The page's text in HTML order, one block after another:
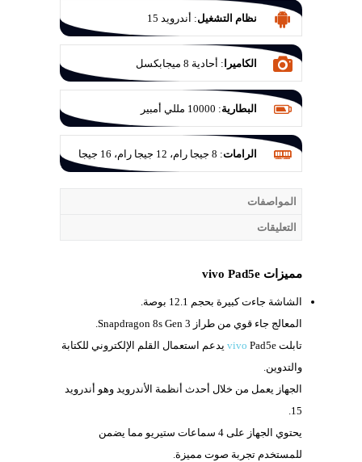
نظام التشغيل: أندرويد 15
الكاميرا : أحادية 8 ميجابكسل
البطارية: ‎10000‎ مللي أمبير
الرامات:
8 جيجا رام، 12 جيجا رام، 16 جيجا
رام
المواصفات
التعليقات
مميزات vivo Pad5e
الشاشة جاءت كبيرة بحجم 12.1 بوصة.
المعالج جاء قوي من طراز Snapdragon 8s Gen 3.
تابلت
vivoPad5e يدعم استعمال القلم الإلكتروني للكتابة
والتدوين.
الجهاز يعمل من خلال أحدث أنظمة الأندرويد وهو أندرويد
15.
يحتوي الجهاز على 4 سماعات ستيريو مما يضمن
للمستخدم تجربة صوت مميزة.